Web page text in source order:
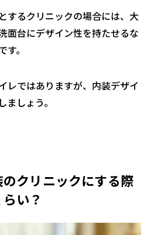
するクリニックの場合には、大
面台にデザイン性を持たせるな
。
レではありますが、内装デザイ
しょう。
クリニックにする際
い？